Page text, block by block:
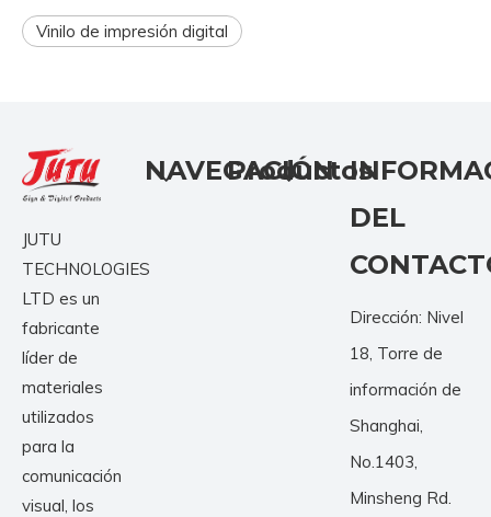
Vinilo de impresión digital
JUTU
TECHNOLOGIES
LTD es un
fabricante
líder de
materiales
utilizados
para la
comunicación
visual, los
NAVEGACIÓN
Productos
DEL
Dirección: Nivel
18, Torre de
información de
Shanghai,
No.1403,
Minsheng Rd.